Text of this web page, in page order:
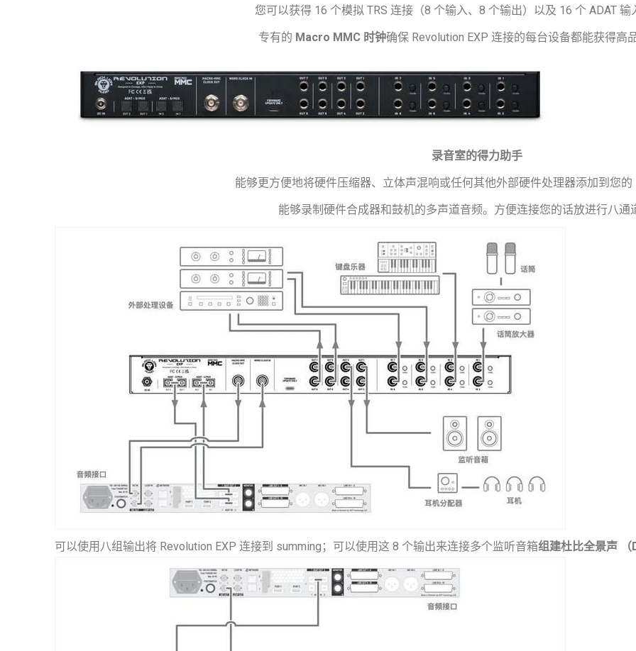
您可以获得 16 个模拟 TRS 连接（8 个输入、8 个输出）以及 16 个 ADAT 输
专有的 Macro MMC 时钟确保 Revolution EXP 连接的每台设备都能获得高
录音室的得力助手
能够更方便地将硬件压缩器、立体声混响或任何其他外部硬件处理器添加到您的
能够录制硬件合成器和鼓机的多声道音频。方便连接您的话放进行八通
可以使用八组输出将 Revolution EXP 连接到 summing；可以使用这 8 个输出来连接多个监听音箱组建杜比全景声